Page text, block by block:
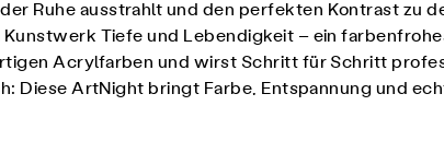
Ruhe ausstrahlt und den perfekten Kontrast
Tiefe und Lebendigkeit – ein
Acrylfarben und wirst Schritt für Schritt
Diese ArtNight bringt Farbe, Entspannung und